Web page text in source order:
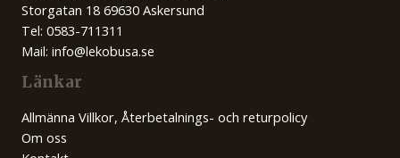
Storgatan 18 69630 Askersund
Tel: 0583-711311
Mail: info@lekobusa.se
Länkar
Allmänna Villkor, Återbetalnings- och returpolicy
Om oss